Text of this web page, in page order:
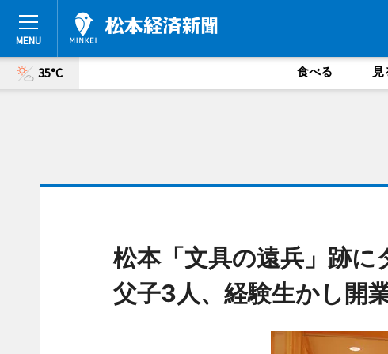
35°C 食べる 見
松本「文具の遠兵」跡に
父子3人、経験生かし開